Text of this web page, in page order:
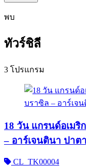
พบ
ทัวร์ชิลี
3 โปรแกรม
18 วัน แกรนด์อเมริ
– อาร์เจนตินา ปาต
CL_TK00004